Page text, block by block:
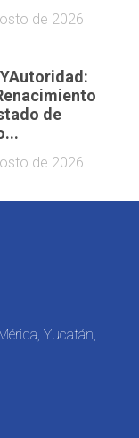
de 2026
de
de 2026
Yucatán,